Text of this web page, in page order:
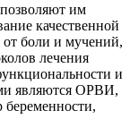
им
качественной
от боли и мучений,
лечения
и
являются ОРВИ,
беременности,